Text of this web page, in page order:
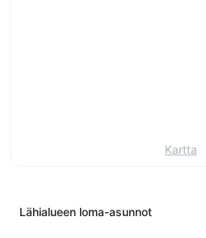
Kartta
Lähialueen loma-asunnot